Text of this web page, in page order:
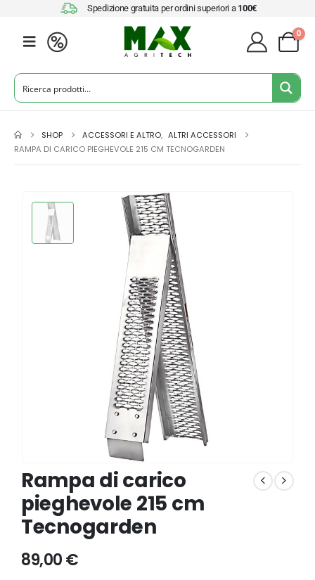
Spedizione gratuita per ordini superiori a 100€
0
SHOP ACCESSORI E ALTRO, ALTRI ACCESSORI
RAMPA DI CARICO PIEGHEVOLE 215 CM TECNOGARDEN
Rampa di carico
pieghevole 215 cm
Tecnogarden
89,00€